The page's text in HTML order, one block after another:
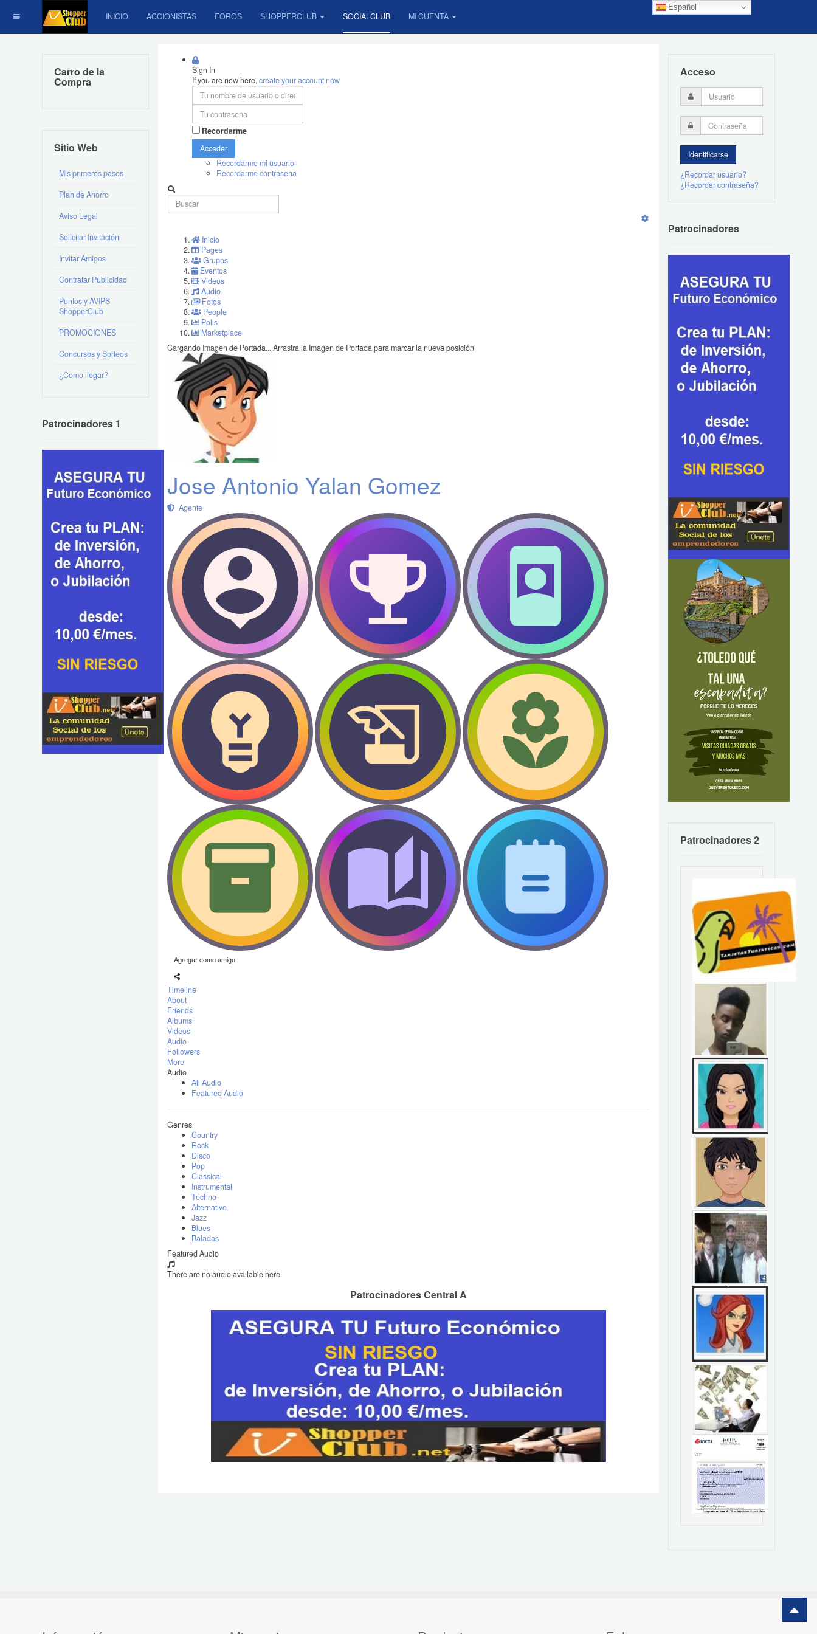
Español
INICIO ACCIONISTAS FOROS SHOPPERCLUB SOCIALCLUB MI CUENTA
Sign In
If you are new here,create your account now
Recordarme
Acceder
Recordarme mi usuario
Recordarme contraseña
Inicio
Pages
Grupos
Eventos
Videos
Audio
Fotos
People
Polls
Marketplace
Cargando Imagen de Portada...Arrastra la Imagen de Portada para marcar la nueva posición
Jose Antonio Yalan Gomez
Agente
Agregar como amigo
Timeline
About
Friends
Albums
Videos
Audio
Followers
More
Audio
All Audio
Featured Audio
Genres
Country
Rock
Disco
Pop
Classical
Instrumental
Techno
Alternative
Jazz
Blues
Baladas
Featured Audio
There are no audio available here.
Patrocinadores Central A
Carro de la
Compra
Sitio Web
Mis primeros pasos
Plan de Ahorro
Aviso Legal
Solicitar Invitación
Invitar Amigos
Contratar Publicidad
Puntos y AVIPS
ShopperClub
PROMOCIONES
Concursos y Sorteos
¿Como llegar?
Patrocinadores 1
Acceso
¿Recordar usuario?
¿Recordar contraseña?
Patrocinadores
Patrocinadores 2